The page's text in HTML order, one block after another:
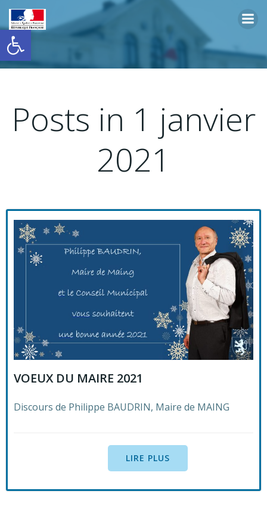
Ouvrir la barre d’outils
contenu
Posts in 1 janvier
2021
VOEUX DU MAIRE 2021
Discours de Philippe BAUDRIN, Maire de MAING
LIRE PLUS